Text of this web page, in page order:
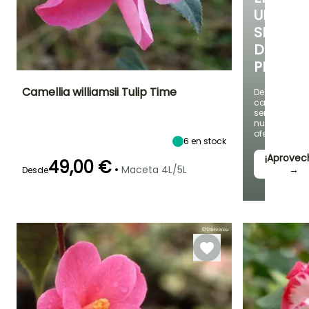
UNA
DE
PLANTAS!
Descubre
cada
semana
nuevas
ofertas
→
Semisombra,
Sombra
Febrero a Abril
razonable
Febrero a Abril,
Septiembre a
Noviembre
Hasta -9,5°C
Camellia williamsii Tulip Time
6 en stock
Desde49,00 € • Maceta 4L/5L